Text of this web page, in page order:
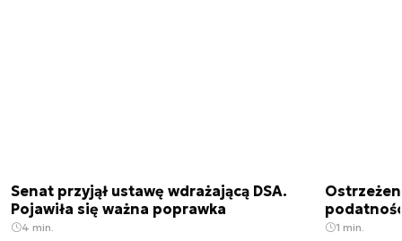
Senat przyjął ustawę wdrażającą DSA.
Pojawiła się ważna poprawka
4 min. 1 min.